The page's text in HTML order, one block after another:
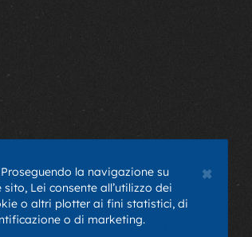
×
Proseguendo la navigazione su
sito, Lei consente all’utilizzo dei
o altri plotter ai fini statistici, di
o di marketing.